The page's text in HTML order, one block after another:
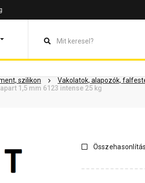
szilikon Vakolatok, alapozók,
1,5 mm 6123 intense 25 kg
Dokumentumok
Összehasonlítás